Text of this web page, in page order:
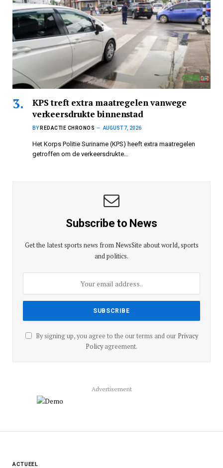
KPS treft extra maatregelen vanwege
verkeersdrukte binnenstad
BY REDACTIE CHRONOS AUGUST 7, 2026
Het Korps Politie Suriname (KPS) heeft extra maatregelen
getroffen om de verkeersdrukte…
Subscribe to News
Get the latest sports news from NewsSite about world, sports
and politics.
By signing up, you agree to the our terms and our Privacy
Policyagreement.
Advertisement
ACTUEEL